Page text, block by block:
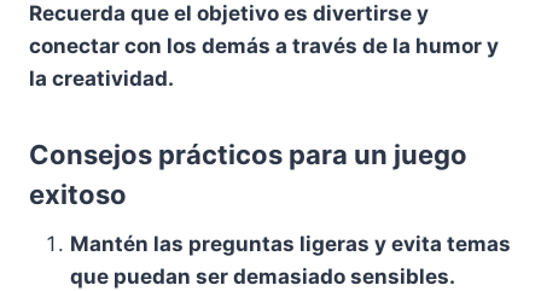
Recuerda que el objetivo es divertirse y
conectar con los demás a través de la humor y
la creatividad.
Consejos prácticos para un juego
exitoso
Mantén las preguntas ligeras y evita temas
que puedan ser demasiado sensibles.